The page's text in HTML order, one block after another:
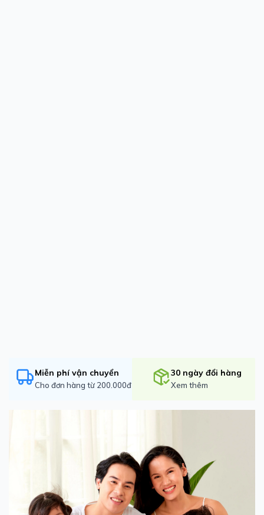
Miễn phí vận chuyển
Cho đơn hàng từ 200.000đ
30 ngày đổi hàng
Xem thêm